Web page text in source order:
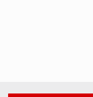
Jalisco lidera entre